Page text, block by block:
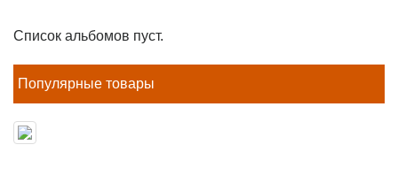
Список альбомов пуст.
Популярные товары